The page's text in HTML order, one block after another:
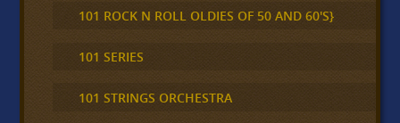
101 ROCK N ROLL OLDIES OF 50 AND 60'S}
101 SERIES
101 STRINGS ORCHESTRA